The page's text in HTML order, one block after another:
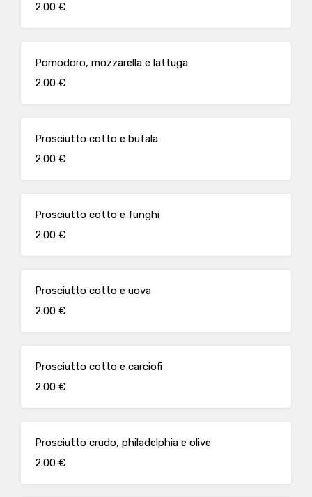
2.00 €
Pomodoro, mozzarella e lattuga
2.00 €
Prosciutto cotto e bufala
2.00 €
Prosciutto cotto e funghi
2.00 €
Prosciutto cotto e uova
2.00 €
Prosciutto cotto e carciofi
2.00 €
Prosciutto crudo, philadelphia e olive
2.00 €